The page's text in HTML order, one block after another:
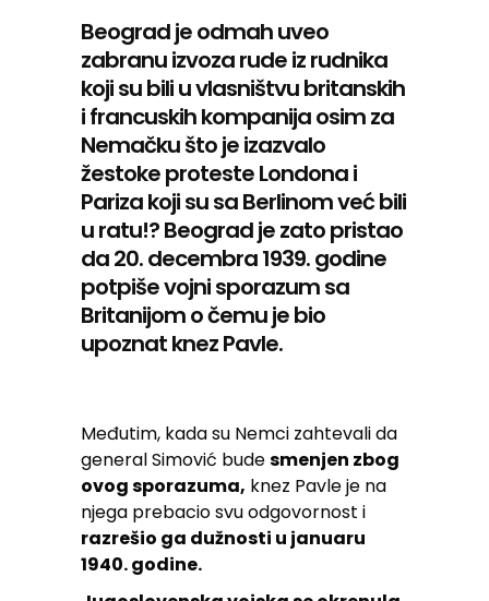
Beograd je odmah uveo
zabranu izvoza rude iz rudnika
koji su bili u vlasništvu britanskih
i francuskih kompanija osim za
Nemačku što je izazvalo
žestoke proteste Londona i
Pariza koji su sa Berlinom već bili
u ratu!? Beograd je zato pristao
da 20. decembra 1939. godine
potpiše vojni sporazum sa
Britanijom o čemu je bio
upoznat knez Pavle.
Međutim, kada su Nemci zahtevali da
general Simović budesmenjen zbog
ovog sporazuma, knez Pavle je na
njega prebacio svu odgovornost i
razrešio ga dužnosti u januaru
1940. godine.